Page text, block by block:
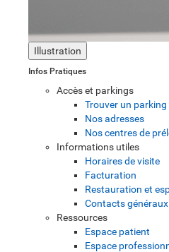
Illustration
Infos Pratiques
Accès et parkings
Trouver un parking
Nos adresses
Nos centres de
Informations utiles
Horaires de visite
Facturation
Restauration et
Contacts généraux
Ressources
Espace patient
Espace